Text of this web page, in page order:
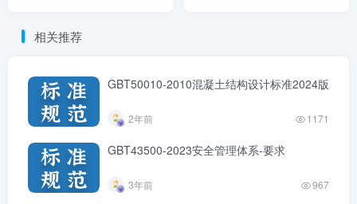
相关推荐
GBT50010-2010混凝土结构设计标准2024版
2年前 1171
GBT43500-2023安全管理体系-要求
3年前 967